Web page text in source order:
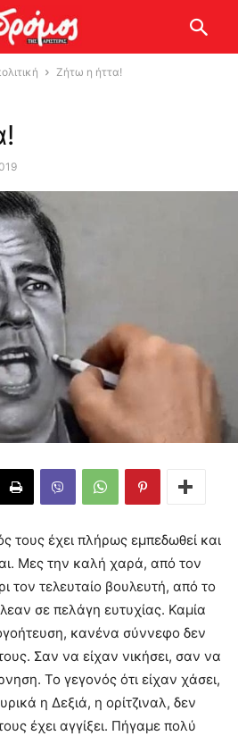
Ζήτω η ήττα!
τους έχει πλήρως εμπεδωθεί και
Μες την καλή χαρά, από τον
τον τελευταίο βουλευτή, από το
σε πελάγη ευτυχίας. Καμία
κανένα σύννεφο δεν
Σαν να είχαν νικήσει, σαν να
Το γεγονός ότι είχαν χάσει,
η Δεξιά, η ορίτζιναλ, δεν
έχει αγγίξει. Πήγαμε πολύ